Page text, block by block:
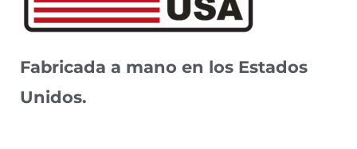
Fabricada a mano en los Estados
Unidos.